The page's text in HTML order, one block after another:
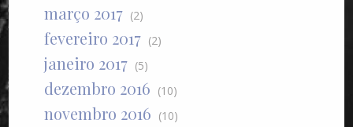
março 2017 (2)
fevereiro 2017 (2)
janeiro 2017 (5)
dezembro 2016 (10)
novembro 2016 (10)